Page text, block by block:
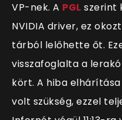
VP-nek. A PGL szerint
NVIDIA driver, ez
tárból lelőhette őt.
visszafoglalta a
kört. A hiba
volt szükség, ezzel